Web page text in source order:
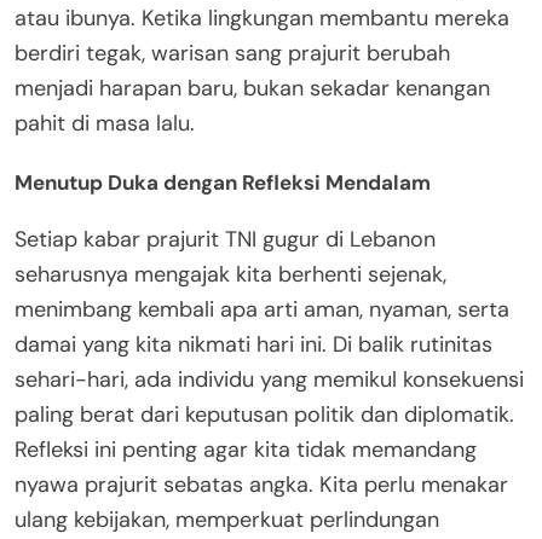
atau ibunya. Ketika lingkungan membantu mereka
berdiri tegak, warisan sang prajurit berubah
menjadi harapan baru, bukan sekadar kenangan
pahit di masa lalu.
Menutup Duka dengan Refleksi Mendalam
Setiap kabar prajurit TNI gugur di Lebanon
seharusnya mengajak kita berhenti sejenak,
menimbang kembali apa arti aman, nyaman, serta
damai yang kita nikmati hari ini. Di balik rutinitas
sehari-hari, ada individu yang memikul konsekuensi
paling berat dari keputusan politik dan diplomatik.
Refleksi ini penting agar kita tidak memandang
nyawa prajurit sebatas angka. Kita perlu menakar
ulang kebijakan, memperkuat perlindungan